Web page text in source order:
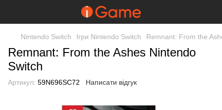
Nintendo Switch Ігри Nintendo Switch Remnant: From the
Remnant: From the Ashes Nintendo
Switch
Артикул: 59N696SC72 Написати відгук